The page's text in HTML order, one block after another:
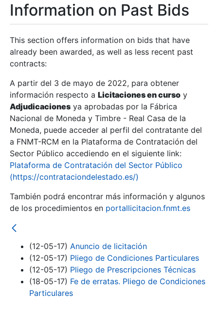
Show/Hide
Show/Hide
Show/Hide
Information on Past Bids
This section offers information on bids that have
already been awarded, as well as less recent past
contracts:
A partir del 3 de mayo de 2022, para obtener
información respecto a Licitaciones en curso y
Adjudicaciones ya aprobadas por la Fábrica
Nacional de Moneda y Timbre - Real Casa de la
Moneda, puede acceder al perfil del contratante del
a FNMT-RCM en la Plataforma de Contratación del
Sector Público accediendo en el siguiente link:
Plataforma de Contratación del Sector Público
(https://contrataciondelestado.es/)
También podrá encontrar más información y algunos
de los procedimientos en portallicitacion.fnmt.es
(12-05-17) Anuncio de licitación
(12-05-17) Pliego de Condiciones Particulares
(12-05-17) Pliego de Prescripciones Técnicas
(18-05-17) Fe de erratas. Pliego de Condiciones
Particulares